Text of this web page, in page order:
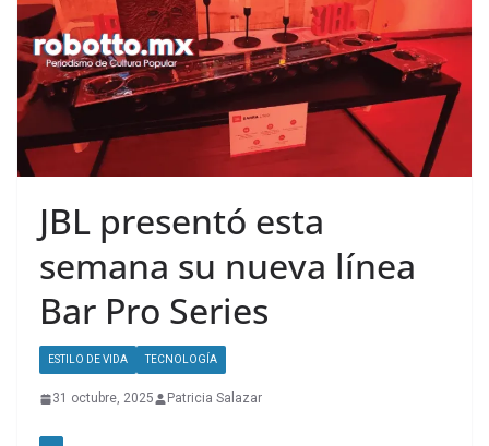
JBL presentó esta
semana su nueva línea
Bar Pro Series
ESTILO DE VIDA TECNOLOGÍA
31 octubre, 2025 Patricia Salazar